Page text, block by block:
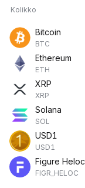
Kolikko
Bitcoin
BTC
Ethereum
ETH
XRP
XRP
Solana
SOL
USD1
USD1
Figure Heloc
FIGR_HELOC